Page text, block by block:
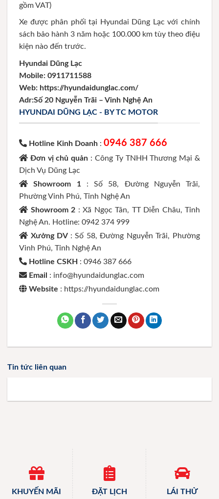
gồm VAT)
Xe được phân phối tại Hyundai Dũng Lạc với chính
sách bảo hành 3 năm hoặc 100.000 km tùy theo điệu
kiện nào đến trước.
Hyundai Dũng Lạc
Mobile: 0911711588
Web: https://hyundaidunglac.com/
Adr:Số 20 Nguyễn Trãi – Vinh Nghệ An
HYUNDAI DŨNG LẠC - BY TC MOTOR
Hotline Kinh Doanh : 0946 387 666
Đơn vị chủ quản : Công Ty TNHH Thương Mại &
Dịch Vụ Dũng Lạc
Showroom 1 : Số 58, Đường Nguyễn Trãi,
Phường Vinh Phú, Tỉnh Nghệ An
Showroom 2 : Xã Ngọc Tân, TT Diễn Châu, Tỉnh
Nghệ An. Hotline: 0942 374 999
Xưởng DV : Số 58, Đường Nguyễn Trãi, Phường
Vinh Phú, Tỉnh Nghệ An
Hotline CSKH : 0946 387 666
Email : info@hyundaidunglac.com
Website : https://hyundaidunglac.com
Tin tức liên quan
KHUYẾN MÃI ĐẶT LỊCH LÁI THỬ